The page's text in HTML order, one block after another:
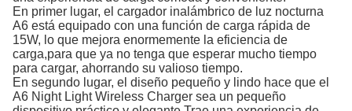
En primer lugar, el cargador inalámbrico de luz nocturna
A6 está equipado con una función de carga rápida de
15W, lo que mejora enormemente la eficiencia de
carga,para que ya no tenga que esperar mucho tiempo
para cargar, ahorrando su valioso tiempo.
En segundo lugar, el diseño pequeño y lindo hace que el
A6 Night Light Wireless Charger sea un pequeño